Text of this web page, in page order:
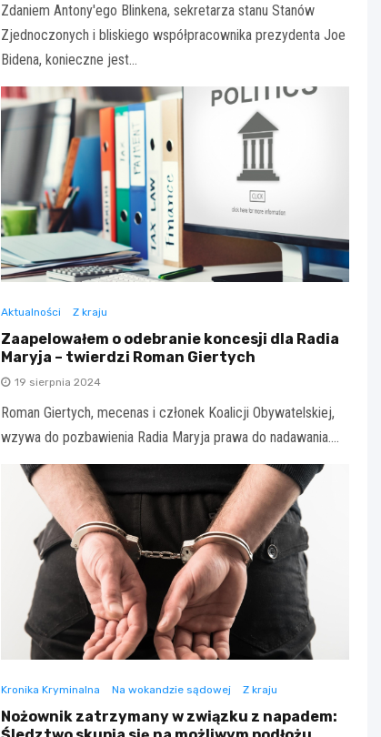
Zdaniem Antony'ego Blinkena, sekretarza stanu Stanów
Zjednoczonych i bliskiego współpracownika prezydenta Joe
Bidena, konieczne jest…
Aktualności Z kraju
Zaapelowałem o odebranie koncesji dla Radia
Maryja – twierdzi Roman Giertych
19 sierpnia 2024
Roman Giertych, mecenas i członek Koalicji Obywatelskiej,
wzywa do pozbawienia Radia Maryja prawa do nadawania.…
Kronika Kryminalna Na wokandzie sądowej Z kraju
Nożownik zatrzymany w związku z napadem: